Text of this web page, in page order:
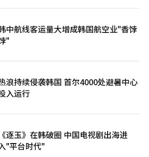
心。一位业内人士表示：“在苹果iPhone
渐确立，预计这将对Galaxy整体销售产生积
人工智能（AI）系统翻译与编辑。
中航线客运量大增成韩国航空业"香饽
"
浪持续侵袭韩国 首尔4000处避暑中心
入运行
《逐玉》在韩破圈 中国电视剧出海进
"平台时代"